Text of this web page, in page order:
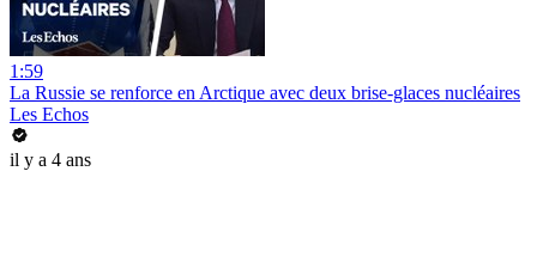
1:59
La Russie se renforce en Arctique avec deux brise-glaces nucléaires
Les Echos
il y a 4 ans